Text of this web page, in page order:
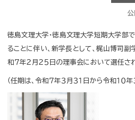
徳島文理大学・徳島文理大学短期大学部
ることに伴い、新学長として、梶山博司
和７年２月２５日の理事会において選任さ
（任期は、令和７年３月３１日から令和１０年